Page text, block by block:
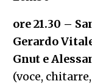
ore 21.30 –
Gerardo
Gnut e
(voce,